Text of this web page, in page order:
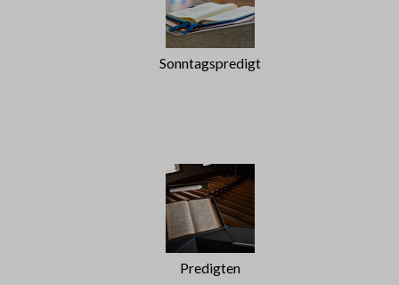
Sonntagspredigt
Predigten